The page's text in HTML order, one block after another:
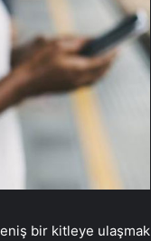
bir kitleye ulaşmak